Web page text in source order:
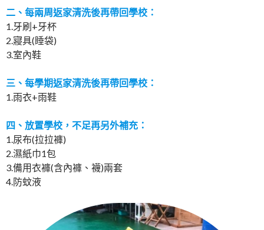
二、每兩周返家清洗後再帶回學校：
1.牙刷+牙杯
2.寢具(睡袋)
3.室內鞋
三、每學期返家清洗後再帶回學校：
1.雨衣+雨鞋
四、放置學校，不足再另外補充：
1.尿布(拉拉褲)
2.濕紙巾1包
3.備用衣褲(含內褲、襪)兩套
4.防蚊液